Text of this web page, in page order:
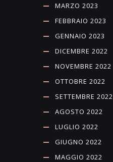
MARZO 2023
FEBBRAIO 2023
GENNAIO 2023
DICEMBRE 2022
NOVEMBRE 2022
OTTOBRE 2022
SETTEMBRE 2022
AGOSTO 2022
LUGLIO 2022
GIUGNO 2022
MAGGIO 2022